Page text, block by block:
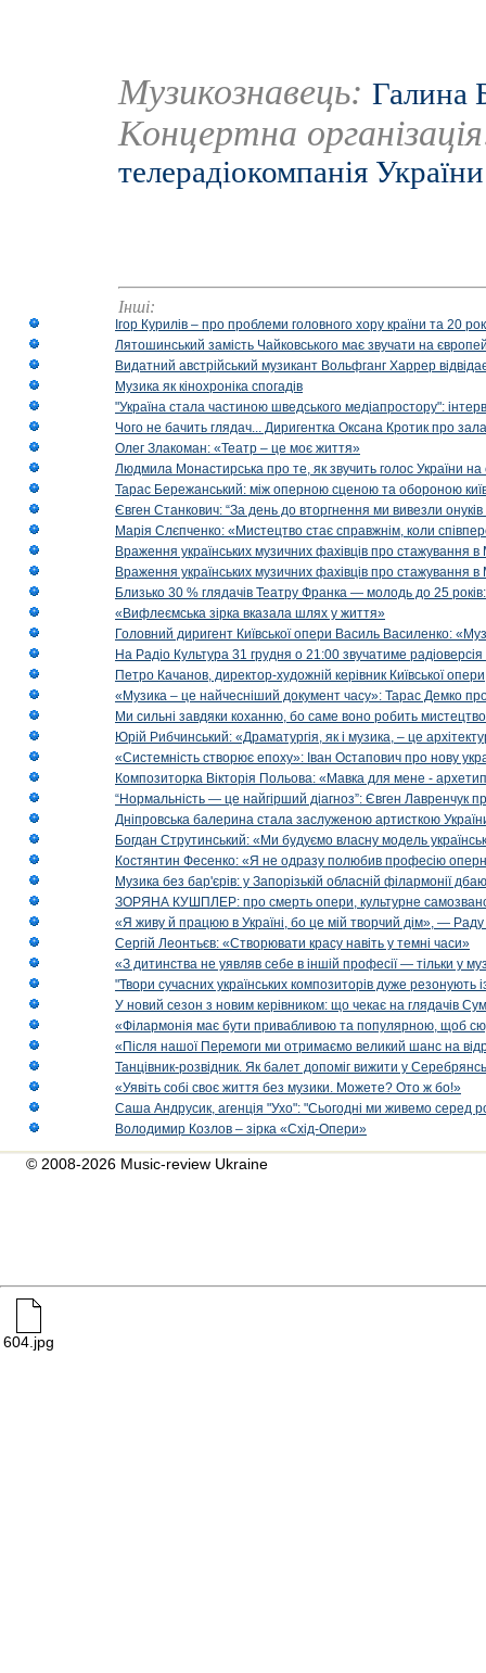
Музикознавець: Галина
Концертна
телерадіокомпанія України
Інші:
Ігор Курилів – про проблеми головного хору країни та 20
Лятошинський замість Чайковського має звучати на
Видатний австрійський музикант Вольфганг Харрер
Музика як кінохроніка спогадів
"Україна стала частиною шведського медіапростору":
Чого не бачить глядач... Диригентка Оксана Кротик про
Олег Злакоман: «Театр – це моє життя»
Людмила Монастирська про те, як звучить голос України на
Тарас Бережанський: між оперною сценою та обороною
Євген Станкович: “За день до вторгнення ми вивезли онуків
Марія Слєпченко: «Мистецтво стає справжнім, коли
Враження українських музичних фахівців про стажування
Враження українських музичних фахівців про стажування
Близько 30 % глядачів Театру Франка — молодь до 25
«Вифлеємська зірка вказала шлях у життя»
Головний диригент Київської опери Василь Василенко:
На Радіо Культура 31 грудня о 21:00 звучатиме
Петро Качанов, директор-художній керівник Київської опери
«Музика – це найчесніший документ часу»: Тарас Демко
Ми сильні завдяки коханню, бо саме воно робить
Юрій Рибчинський: «Драматургія, як і музика, – це
«Системність створює епоху»: Іван Остапович про нову
Композиторка Вікторія Польова: «Мавка для мене -
“Нормальність — це найгірший діагноз”: Євген Лавренчук
Дніпровська балерина стала заслуженою артисткою
Богдан Струтинський: «Ми будуємо власну модель
Костянтин Фесенко: «Я не одразу полюбив професію
Музика без бар'єрів: у Запорізькій обласній філармонії
ЗОРЯНА КУШПЛЕР: про смерть опери, культурне
«Я живу й працюю в Україні, бо це мій творчий дім», — Раду
Сергій Леонтьєв: «Створювати красу навіть у темні часи»
«З дитинства не уявляв себе в іншій професії — тільки у
"Твори сучасних українських композиторів дуже резонують
У новий сезон з новим керівником: що чекає на глядачів
«Філармонія має бути привабливою та популярною, щоб
«Після нашої Перемоги ми отримаємо великий шанс на
Танцівник-розвідник. Як балет допоміг вижити у
«Уявіть собі своє життя без музики. Можете? Ото ж бо!»
Саша Андрусик, агенція "Ухо": "Сьогодні ми живемо серед
Володимир Козлов – зірка «Схід-Опери»
© 2008-2026 Music-review Ukraine
604.jpg